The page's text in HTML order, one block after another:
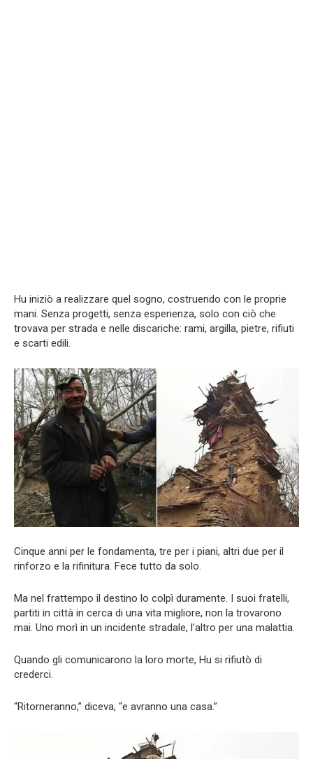
Hu iniziò a realizzare quel sogno, costruendo con le proprie
mani. Senza progetti, senza esperienza, solo con ciò che
trovava per strada e nelle discariche: rami, argilla, pietre, rifiuti
e scarti edili.
Cinque anni per le fondamenta, tre per i piani, altri due per il
rinforzo e la rifinitura. Fece tutto da solo.
Ma nel frattempo il destino lo colpì duramente. I suoi fratelli,
partiti in città in cerca di una vita migliore, non la trovarono
mai. Uno morì in un incidente stradale, l’altro per una malattia.
Quando gli comunicarono la loro morte, Hu si rifiutò di
crederci.
“Ritorneranno,” diceva, “e avranno una casa.”